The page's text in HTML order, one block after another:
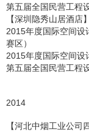
第五届全国民营工程
【深圳隐秀山居酒店】
2015年度国际空间设
赛区）
2015年度国际空间设
第五届全国民营工程
2014
【河北中烟工业公司